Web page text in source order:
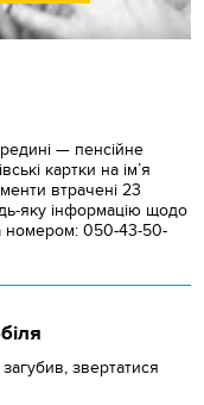
— пенсійне
картки на ім’я
втрачені 23
яку інформацію щодо
номером: 050-43-50-
звертатися